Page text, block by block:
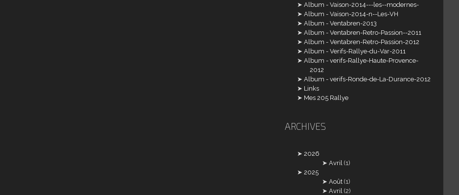
Album - Vaison-2014---les--modernes-
Album - Vaison-2014-n--Les-VH
Album - Ventabren-2013
Album - Ventabren-Retro-Passion--2011
Album - Ventabren-Retro-Passion-2012
Album - Verifs-Rallye-du-Var-2011
Album - verifs-Rallye-Haute-Provence-
2012
Album - verifs-Ronde-de-La-Durance-2012
Links
Mes 205 Rallye
ARCHIVES
2026
Avril (1)
2025
Août (1)
Avril (2)